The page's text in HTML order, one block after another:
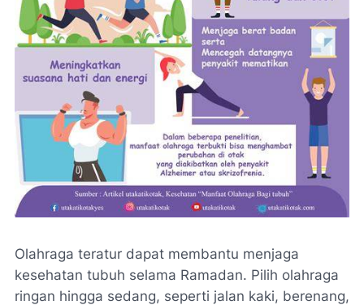
Olahraga teratur dapat membantu menjaga
kesehatan tubuh selama Ramadan. Pilih olahraga
ringan hingga sedang, seperti jalan kaki, berenang,